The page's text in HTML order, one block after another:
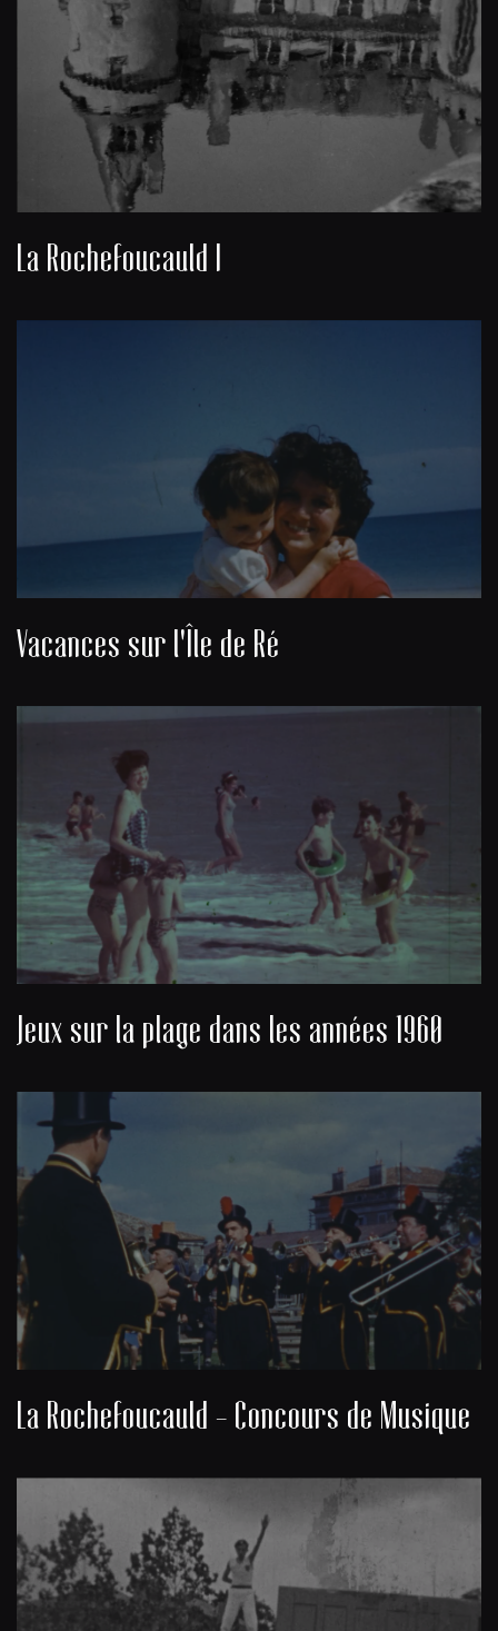
La Rochefoucauld I
Vacances sur l'Île de Ré
Jeux sur la plage dans les années 1960
La Rochefoucauld - Concours de Musique